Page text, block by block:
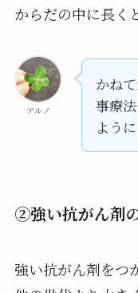
からだの中に長く
アルノ
かね
事療
よう
②強い抗がん剤
強い抗がん剤をつ